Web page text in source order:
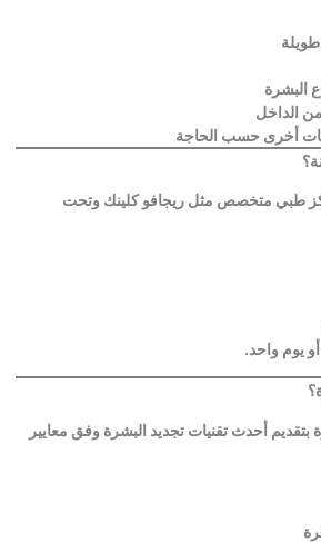
طويلة
البشرة
الداخل
أخرى حسب الحاجة
طبي متخصص مثل ريجافو كلينك وتحت
يوم واحد.
بتقديم أحدث تقنيات تجديد البشرة وفق معايير